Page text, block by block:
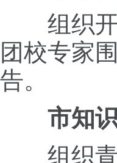
组织开
团校专家
告。
市知
组织青